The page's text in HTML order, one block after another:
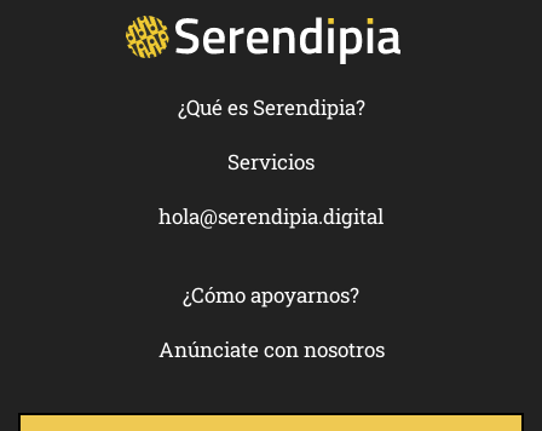
¿Qué es Serendipia?
Servicios
hola@serendipia.digital
¿Cómo apoyarnos?
Anúnciate con nosotros